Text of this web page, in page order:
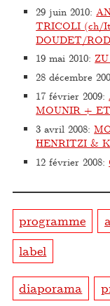
29 juin 2010:
TRICOLI (ch/
DOUDET/
19 mai 2010:
28 décembre
17 février 2009:
MOUNIR +
3 avril 2008:
HENRITZI &
12 février 2008:
programme
label
diaporama